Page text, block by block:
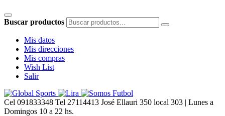
Buscar productos
Mis datos
Mis direcciones
Mis compras
Wish List
Salir
Cel 091833348 Tel 27114413 José Ellauri 350 local 303 | Lunes a
Domingos 10 a 22 hs.